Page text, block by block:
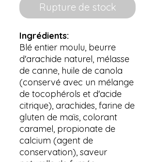
Rupture de stock
Ingrédients:
Blé entier moulu, beurre
d'arachide naturel, mélasse
de canne, huile de canola
(conservé avec un mélange
de tocophérols et d'acide
citrique), arachides, farine de
gluten de maïs, colorant
caramel, propionate de
calcium (agent de
conservation), saveur